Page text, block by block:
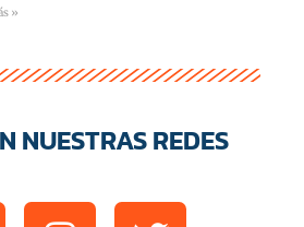
»
NUESTRAS REDES